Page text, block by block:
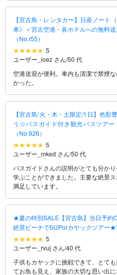
【宮古島・レンタカー】日産ノート
車》＜宮古空港・各ホテルへの無料
（No.r55）
5
ユーザー_ioez さん/50 代
空港送迎が便利。車内も清潔で禁煙
かった。
【宮古島/火・木・土限定/1日】色彩
う☆バスガイド付き観光バスツアー
（No.926）
5
ユーザー_mked さん/50 代
バスガイドさんの説明がとても分か
学ぶことができました。主要な絶景
満足しています。
★夏の特別SALE【宮古島】当日予約
絶景ビーチでSUPorカヤックツアー★
5
ユーザー_rvuj さん/40 代
子供もカヤックに挑戦できて、とて
てお魚も見え、家族の大切な思い出に